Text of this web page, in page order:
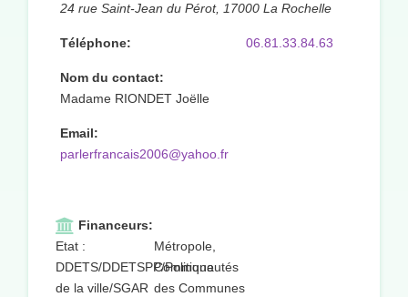
24 rue Saint-Jean du Pérot, 17000 La Rochelle
Téléphone: 06.81.33.84.63
Nom du contact:
Madame RIONDET Joëlle
Email:
parlerfrancais2006@yahoo.fr
Financeurs:
Etat :
DDETS/DDETSPP/Politique
de la ville/SGAR
Métropole,
Communautés
des Communes